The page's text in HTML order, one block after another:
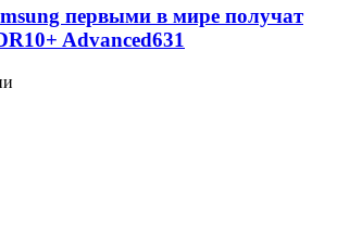
первыми в мире получат
Advanced631